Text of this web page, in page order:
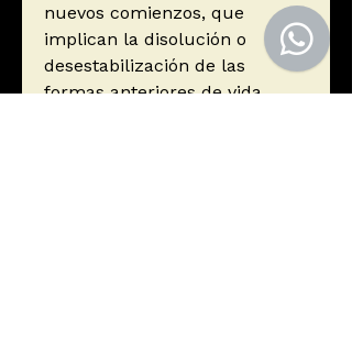
nuevos comienzos, que
implican la disolución o
desestabilización de las
formas anteriores de vida